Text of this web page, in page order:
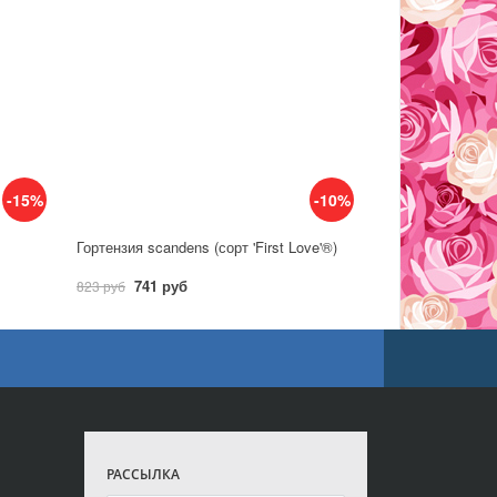
-15% -10%
Гортензия scandens (сорт 'First Love'®)
823 руб 741 руб
РАССЫЛКА